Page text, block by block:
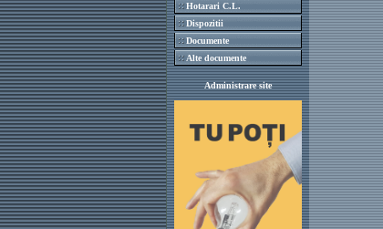
Hotarari C.L.
Dispozitii
Documente
Alte documente
Administrare site